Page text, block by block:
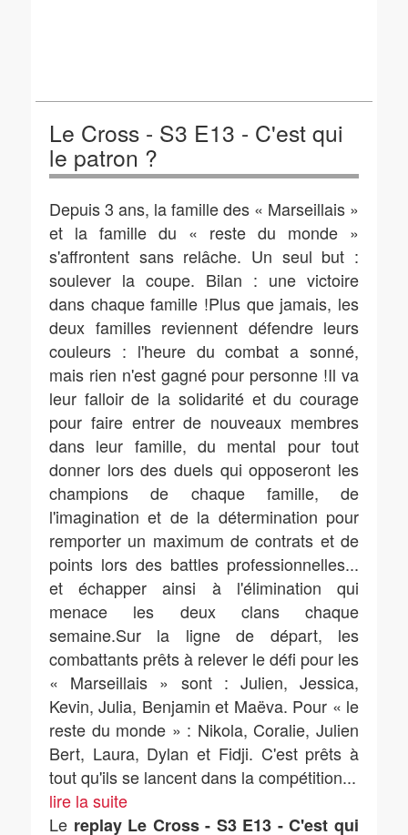
Le Cross - S3 E13 - C'est qui
le patron ?
Depuis 3 ans, la famille des « Marseillais »
et la famille du « reste du monde »
s'affrontent sans relâche. Un seul but :
soulever la coupe. Bilan : une victoire
dans chaque famille !Plus que jamais, les
deux familles reviennent défendre leurs
couleurs : l'heure du combat a sonné,
mais rien n'est gagné pour personne !Il va
leur falloir de la solidarité et du courage
pour faire entrer de nouveaux membres
dans leur famille, du mental pour tout
donner lors des duels qui opposeront les
champions de chaque famille, de
l'imagination et de la détermination pour
remporter un maximum de contrats et de
points lors des battles professionnelles...
et échapper ainsi à l'élimination qui
menace les deux clans chaque
semaine.Sur la ligne de départ, les
combattants prêts à relever le défi pour les
« Marseillais » sont : Julien, Jessica,
Kevin, Julia, Benjamin et Maëva. Pour « le
reste du monde » : Nikola, Coralie, Julien
Bert, Laura, Dylan et Fidji. C'est prêts à
tout qu'ils se lancent dans la compétition...
lire la suite
Le replay Le Cross - S3 E13 - C'est qui